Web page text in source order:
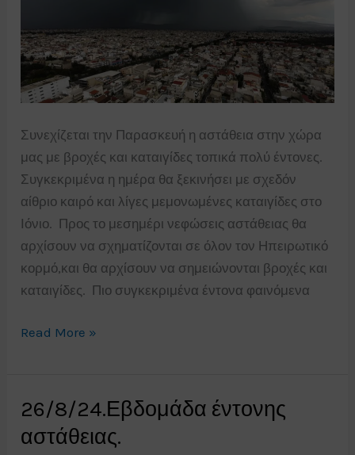
Συνεχίζεται την Παρασκευή η αστάθεια στην χώρα
μας με βροχές και καταιγίδες τοπικά πολύ έντονες.
Συγκεκριμένα η ημέρα θα ξεκινήσει με σχεδόν
αίθριο καιρό και λίγες μεμονωμένες καταιγίδες στο
Ιόνιο. Προς το μεσημέρι νεφώσεις αστάθειας θα
αρχίσουν να σχηματίζονται σε όλον τον Ηπειρωτικό
κορμό,και θα αρχίσουν να σημειώνονται βροχές και
καταιγίδες. Πιο συγκεκριμένα έντονα φαινόμενα
Συνεχίζεται
Παρασκευή
30/8/24.
Read More »
26/8/24.Εβδομάδα έντονης
αστάθειας.